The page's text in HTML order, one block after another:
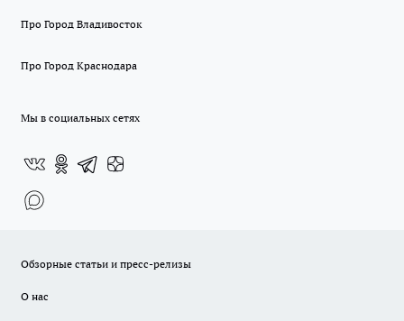
Про Город Владивосток
Про Город Краснодара
Мы в социальных сетях
Обзорные статьи и пресс-релизы
О нас